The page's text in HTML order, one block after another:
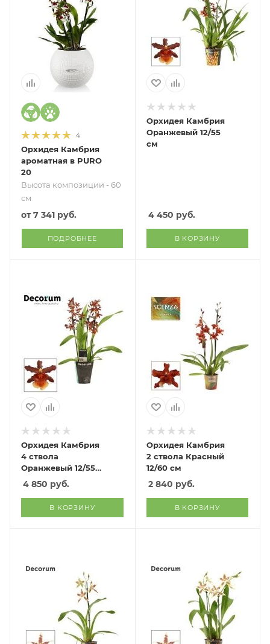
4
Орхидея Камбрия
ароматная в PURO
20
Высота композиции - 60
см
от7 341 руб.
ПОДРОБНЕЕ
Орхидея Камбрия
Оранжевый 12/55
см
4 450 руб.
В КОРЗИНУ
Орхидея Камбрия
4 ствола
Оранжевый 12/55
см
4 850 руб.
В КОРЗИНУ
Орхидея Камбрия
2 ствола Красный
12/60 см
2 840 руб.
В КОРЗИНУ